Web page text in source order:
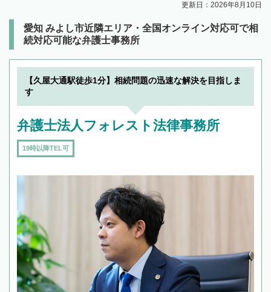
更新日：2026年8月10日
愛知 みよし市近隣エリア・全国オンライン対応可で相
続対応可能な弁護士事務所
【久屋大通駅徒歩1分】相続問題の迅速な解決を目指しま
す
弁護士法人フォレスト法律事務所
19時以降TEL可